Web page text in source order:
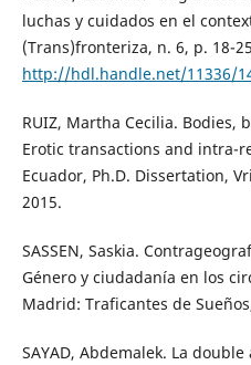
luchas y cuidados en el
(Trans)fronteriza, n. 6, p. 18-
http://hdl.handle.net/11336/
RUIZ, Martha Cecilia. Bodies,
Erotic transactions and intra-
Ecuador, Ph.D. Dissertation,
2015.
SASSEN, Saskia.
Género y ciudadanía en los
Madrid: Traficantes de
SAYAD, Abdemalek. La